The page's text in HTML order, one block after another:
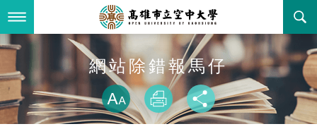
到
要
內最新消息
全部公告
教務公告
關於本校
空大簡介
行政單位
網站除錯報馬仔
略過字型切
放大
列印 分享